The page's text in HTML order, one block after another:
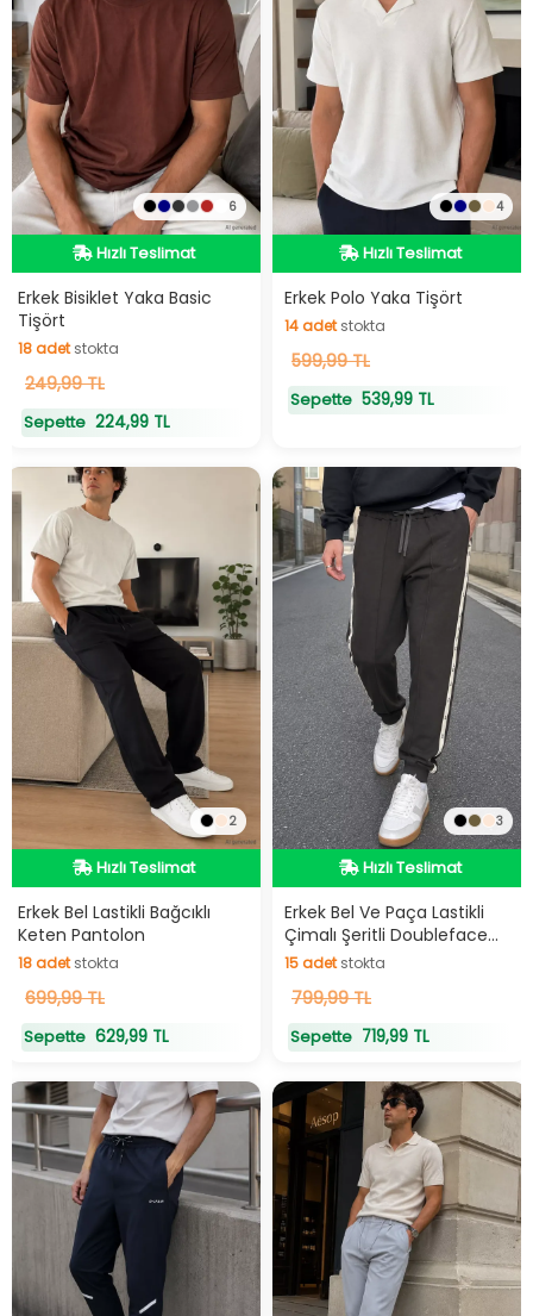
6
Hızlı Teslimat
Hızlı Teslimat
Erkek Bisiklet Yaka Basic
Tişört
18adetstokta
18adetstokta
249,99 TL
Sepette 224,99 TL
4
Hızlı Teslimat
Hızlı Teslimat
Erkek Polo Yaka Tişört
14adetstokta
14adetstokta
599,99 TL
Sepette 539,99 TL
2
Hızlı Teslimat
Hızlı Teslimat
Erkek Bel Lastikli Bağcıklı
Keten Pantolon
18adetstokta
18adetstokta
699,99 TL
Sepette 629,99 TL
3
Hızlı Teslimat
Hızlı Teslimat
Erkek Bel Ve Paça Lastikli
Çimalı Şeritli Doubleface
Eşofman Altı
15adetstokta
15adetstokta
799,99 TL
Sepette 719,99 TL